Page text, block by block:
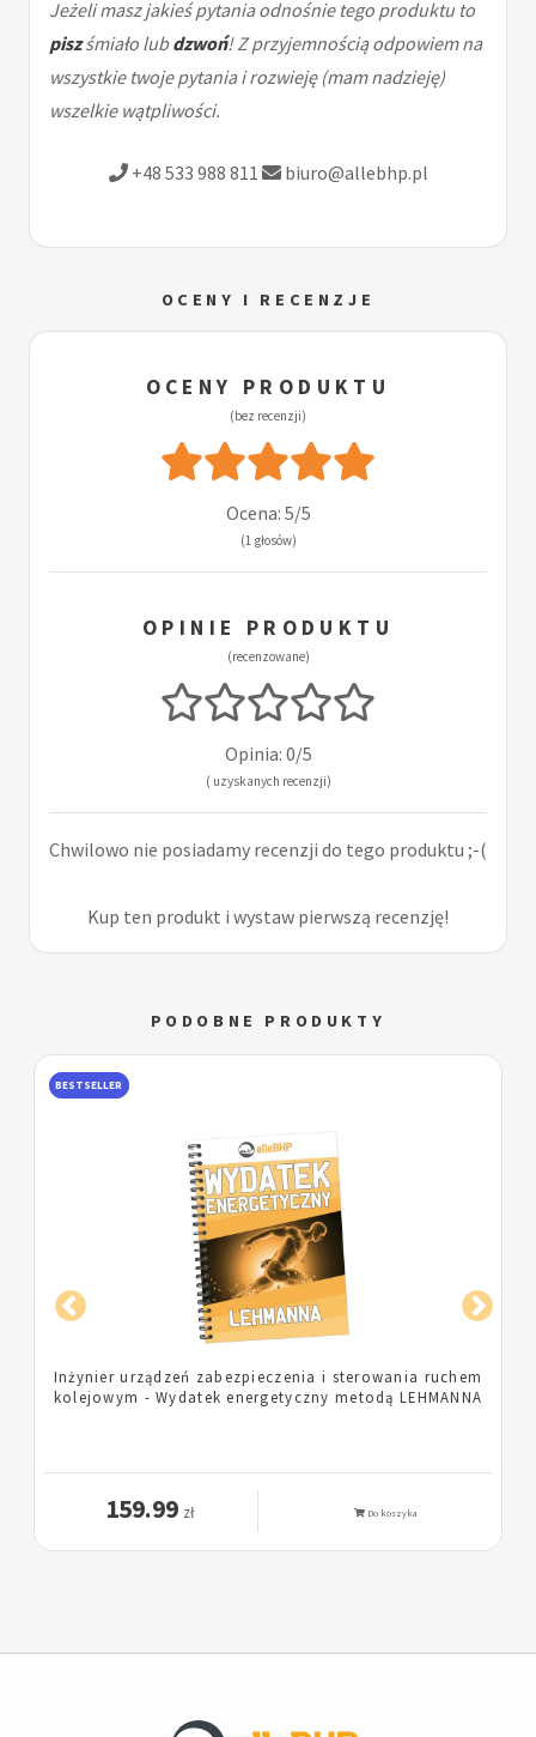
Jeżeli masz jakieś pytania odnośnie tego produktu to
piszśmiało lubdzwoń! Z przyjemnością odpowiem na
wszystkie twoje pytania i rozwieję (mam nadzieję)
wszelkie wątpliwości.
+48 533 988 811 biuro@allebhp.pl
OCENY I RECENZJE
OCENY PRODUKTU
(bez recenzji)
Ocena: 5/5
(1 głosów)
OPINIE PRODUKTU
(recenzowane)
Opinia: 0/5
( uzyskanych recenzji)
Chwilowo nie posiadamy recenzji do tego produktu ;-(
Kup ten produkt i wystaw pierwszą recenzję!
PODOBNE PRODUKTY
BESTSELLER
Pielęgniarka - Wydatek energetyczny metodą
LEHMANNA
159.99 zł Do koszyka